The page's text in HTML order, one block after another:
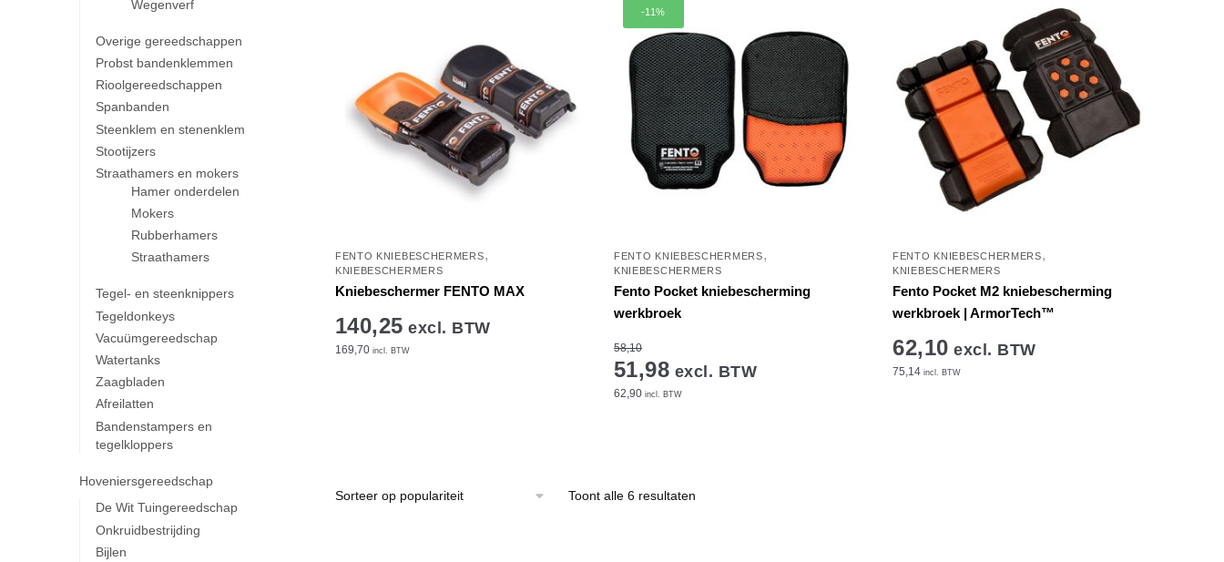
FENTO KNIEBESCHERMERS,
KNIEBESCHERMERS
Kniebeschermer FENTO MAX
140,25 excl. BTW
169,70incl. BTW
-11%
FENTO KNIEBESCHERMERS,
KNIEBESCHERMERS
Fento Pocket kniebescherming
werkbroek
58,10
51,98 excl. BTW
62,90incl. BTW
FENTO KNIEBESCHERMERS,
KNIEBESCHERMERS
Fento Pocket M2 kniebescherming
werkbroek | ArmorTech™
62,10 excl. BTW
75,14 incl. BTW
Toont alle 6 resultatenGesorteerd
Wegenverf
Overige gereedschappen
Probst bandenklemmen
Rioolgereedschappen
Spanbanden
Steenklem en stenenklem
Stootijzers
Straathamers en mokers
Hamer onderdelen
Mokers
Rubberhamers
Straathamers
Tegel- en steenknippers
Tegeldonkeys
Vacuümgereedschap
Watertanks
Zaagbladen
Afreilatten
Bandenstampers en
tegelkloppers
Hoveniersgereedschap
De Wit Tuingereedschap
Onkruidbestrijding
Bijlen